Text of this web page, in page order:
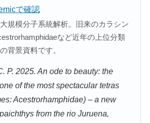
で確認
規模分子系統解析。旧来のカラシン
など近年の上位分類
背景資料です。
P. 2025. An ode to beauty: the
of the most spectacular tetras
Acestrorhamphidae) – a new
from the rio Juruena,